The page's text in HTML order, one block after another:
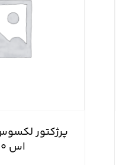
اس ۴۳۰ )